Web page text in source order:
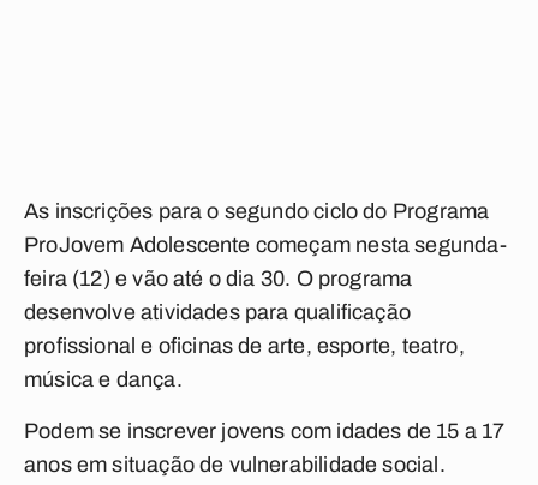
As inscrições para o segundo ciclo do Programa
ProJovem Adolescente começam nesta segunda-
feira (12) e vão até o dia 30. O programa
desenvolve atividades para qualificação
profissional e oficinas de arte, esporte, teatro,
música e dança.
Podem se inscrever jovens com idades de 15 a 17
anos em situação de vulnerabilidade social.